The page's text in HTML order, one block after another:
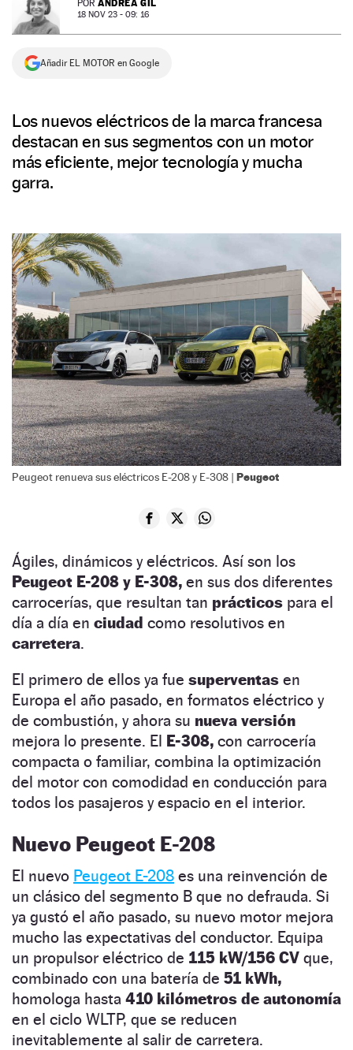
NEWSLETTER
SÍGUENOS
POR ANDREA GIL
18 NOV 23 - 09: 16
Añadir EL MOTOR en Google
Los nuevos eléctricos de la marca francesa
destacan en sus segmentos con un motor
más eficiente, mejor tecnología y mucha
garra.
Peugeot renueva sus eléctricos E-208 y E-308 | Peugeot
Ágiles, dinámicos y eléctricos. Así son los
Peugeot E-208 y E-308, en sus dos diferentes
carrocerías, que resultan tan prácticos para el
día a día en ciudad como resolutivos en
carretera.
El primero de ellos ya fue superventas en
Europa el año pasado, en formatos eléctrico y
de combustión, y ahora su nueva versión
mejora lo presente. El E-308, con carrocería
compacta o familiar, combina la optimización
del motor con comodidad en conducción para
todos los pasajeros y espacio en el interior.
Nuevo Peugeot E-208
El nuevo Peugeot E-208 es una reinvención de
un clásico del segmento B que no defrauda. Si
ya gustó el año pasado, su nuevo motor mejora
mucho las expectativas del conductor. Equipa
un propulsor eléctrico de 115 kW/156 CV que,
combinado con una batería de 51 kWh,
homologa hasta 410 kilómetros de autonomía
en el ciclo WLTP, que se reducen
inevitablemente al salir de carretera.